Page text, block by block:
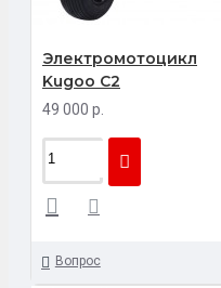
Электромотоцикл
Kugoo C2
49 000 р.
Вопрос